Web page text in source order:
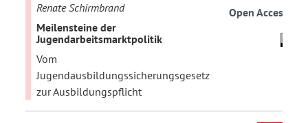
Renate Schirmbrand
Meilensteine der
Jugendarbeitsmarktpolitik
Vom
Jugendausbildungssicherungsgesetz
zur Ausbildungspflicht
Open Access